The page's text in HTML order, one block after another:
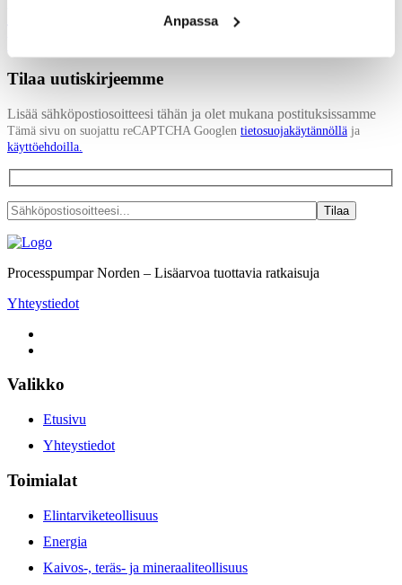
Anpassa
Usein kysytyt kysymykset itseimevistä
Tilaa uutiskirjeemme
Lisää sähköpostiosoitteesi tähän ja olet mukana postituksissamme
Tämä sivu on suojattu reCAPTCHA Googlen tietosuojakäytännöllä ja
käyttöehdoilla.
Processpumpar Norden – Lisäarvoa tuottavia ratkaisuja
Yhteystiedot
Valikko
Etusivu
Yhteystiedot
Toimialat
Elintarviketeollisuus
Energia
Kaivos-, teräs- ja mineraaliteollisuus